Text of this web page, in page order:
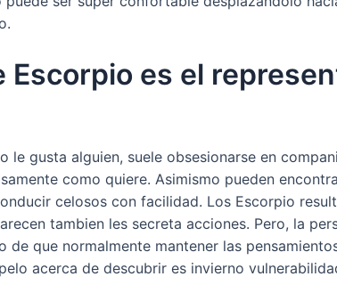
Escorpio es el
le gusta alguien, suele obsesionarse en
como quiere. Asimismo pueden
celosos con facilidad. Los Escorpio
tambien les secreta acciones. Pero, la
de que normalmente mantener las
acerca de descubrir es invierno